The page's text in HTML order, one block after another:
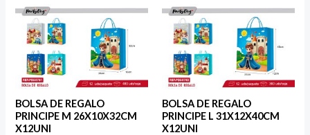
BOLSA DE REGALO
PRINCIPE M 26X10X32CM
X12UNI
BOLSA DE REGALO
PRINCIPE L 31X12X40CM
X12UNI